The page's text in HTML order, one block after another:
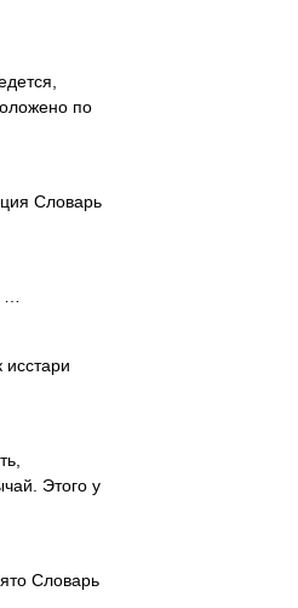
по
Словарь
исстари
Этого у
Словарь